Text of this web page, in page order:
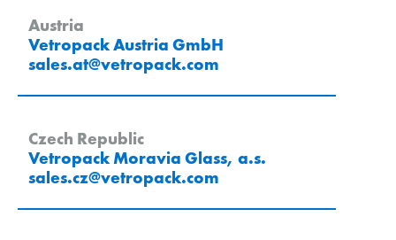
Austria
Vetropack Austria GmbH
sales.at@vetropack.com
Czech Republic
Vetropack Moravia Glass, a.s.
sales.cz@vetropack.com